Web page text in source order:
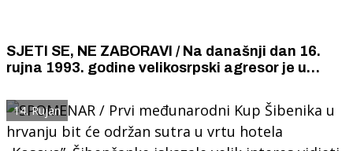
SJETI SE, NE ZABORAVI / Na današnji dan 16.
rujna 1993. godine velikosrpski agresor je u
vatrogasaca Milenka Polimca, Nikolu Klarića,
Gorana Kuvača i Josu Paić.
14. Rujan